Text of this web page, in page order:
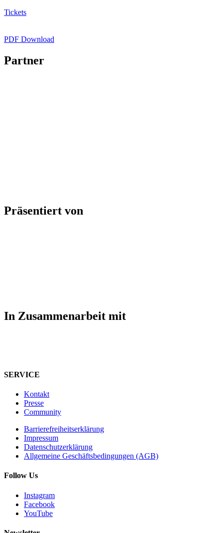
Tickets
PDF Download
Partner
Präsentiert von
In Zusammenarbeit mit
SERVICE
Kontakt
Presse
Community
Barrierefreiheitserklärung
Impressum
Datenschutzerklärung
Allgemeine Geschäftsbedingungen (AGB)
Follow Us
Instagram
Facebook
YouTube